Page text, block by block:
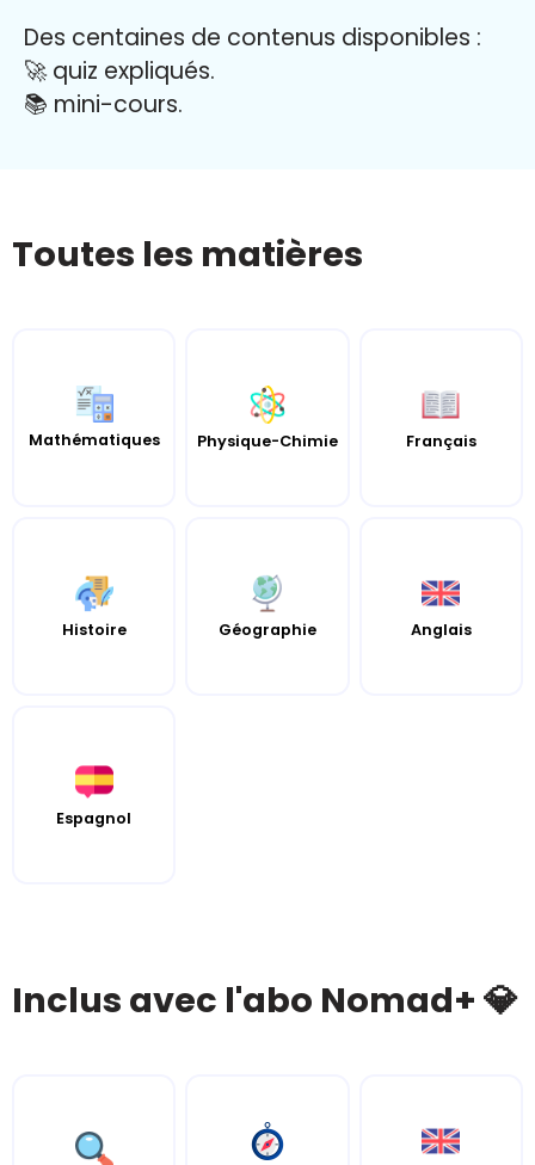
Des centaines de contenus disponibles :
🚀 quiz expliqués.
📚 mini-cours.
Toutes les matières
Mathématiques Physique-Chimie Français
Histoire Géographie Anglais
Espagnol
Inclus avec l'abo Nomad+ 💎